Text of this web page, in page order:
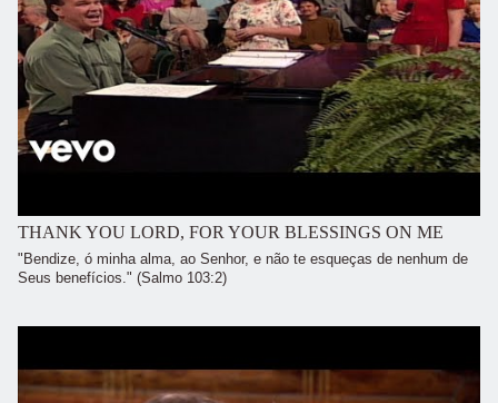
THANK YOU LORD, FOR YOUR BLESSINGS ON ME
"Bendize, ó minha alma, ao Senhor, e não te esqueças de nenhum de
Seus benefícios." (Salmo 103:2)